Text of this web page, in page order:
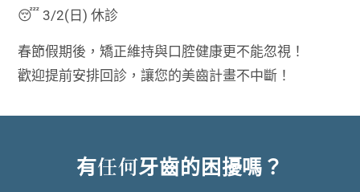
😴 3/2(日) 休診
春節假期後，矯正維持與口腔健康更不能忽視！
歡迎提前安排回診，讓您的美齒計畫不中斷！
有任何牙齒的困擾嗎？